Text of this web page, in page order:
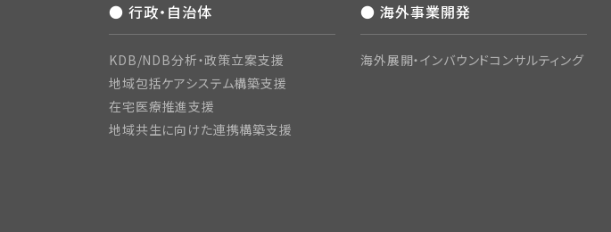
● 行政・自治体
KDB/NDB分析・政策立案支援
地域包括ケアシステム構築支援
在宅医療推進支援
地域共生に向けた連携構築支援
● 海外事業開発
海外展開・インバウンドコンサルティング